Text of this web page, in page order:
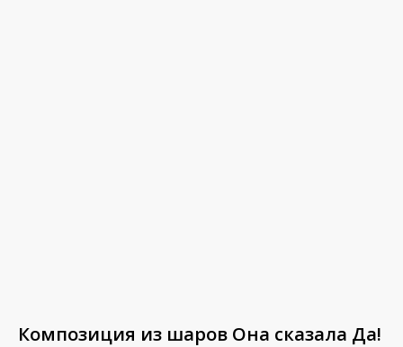
Композиция из шаров Она сказала Да!